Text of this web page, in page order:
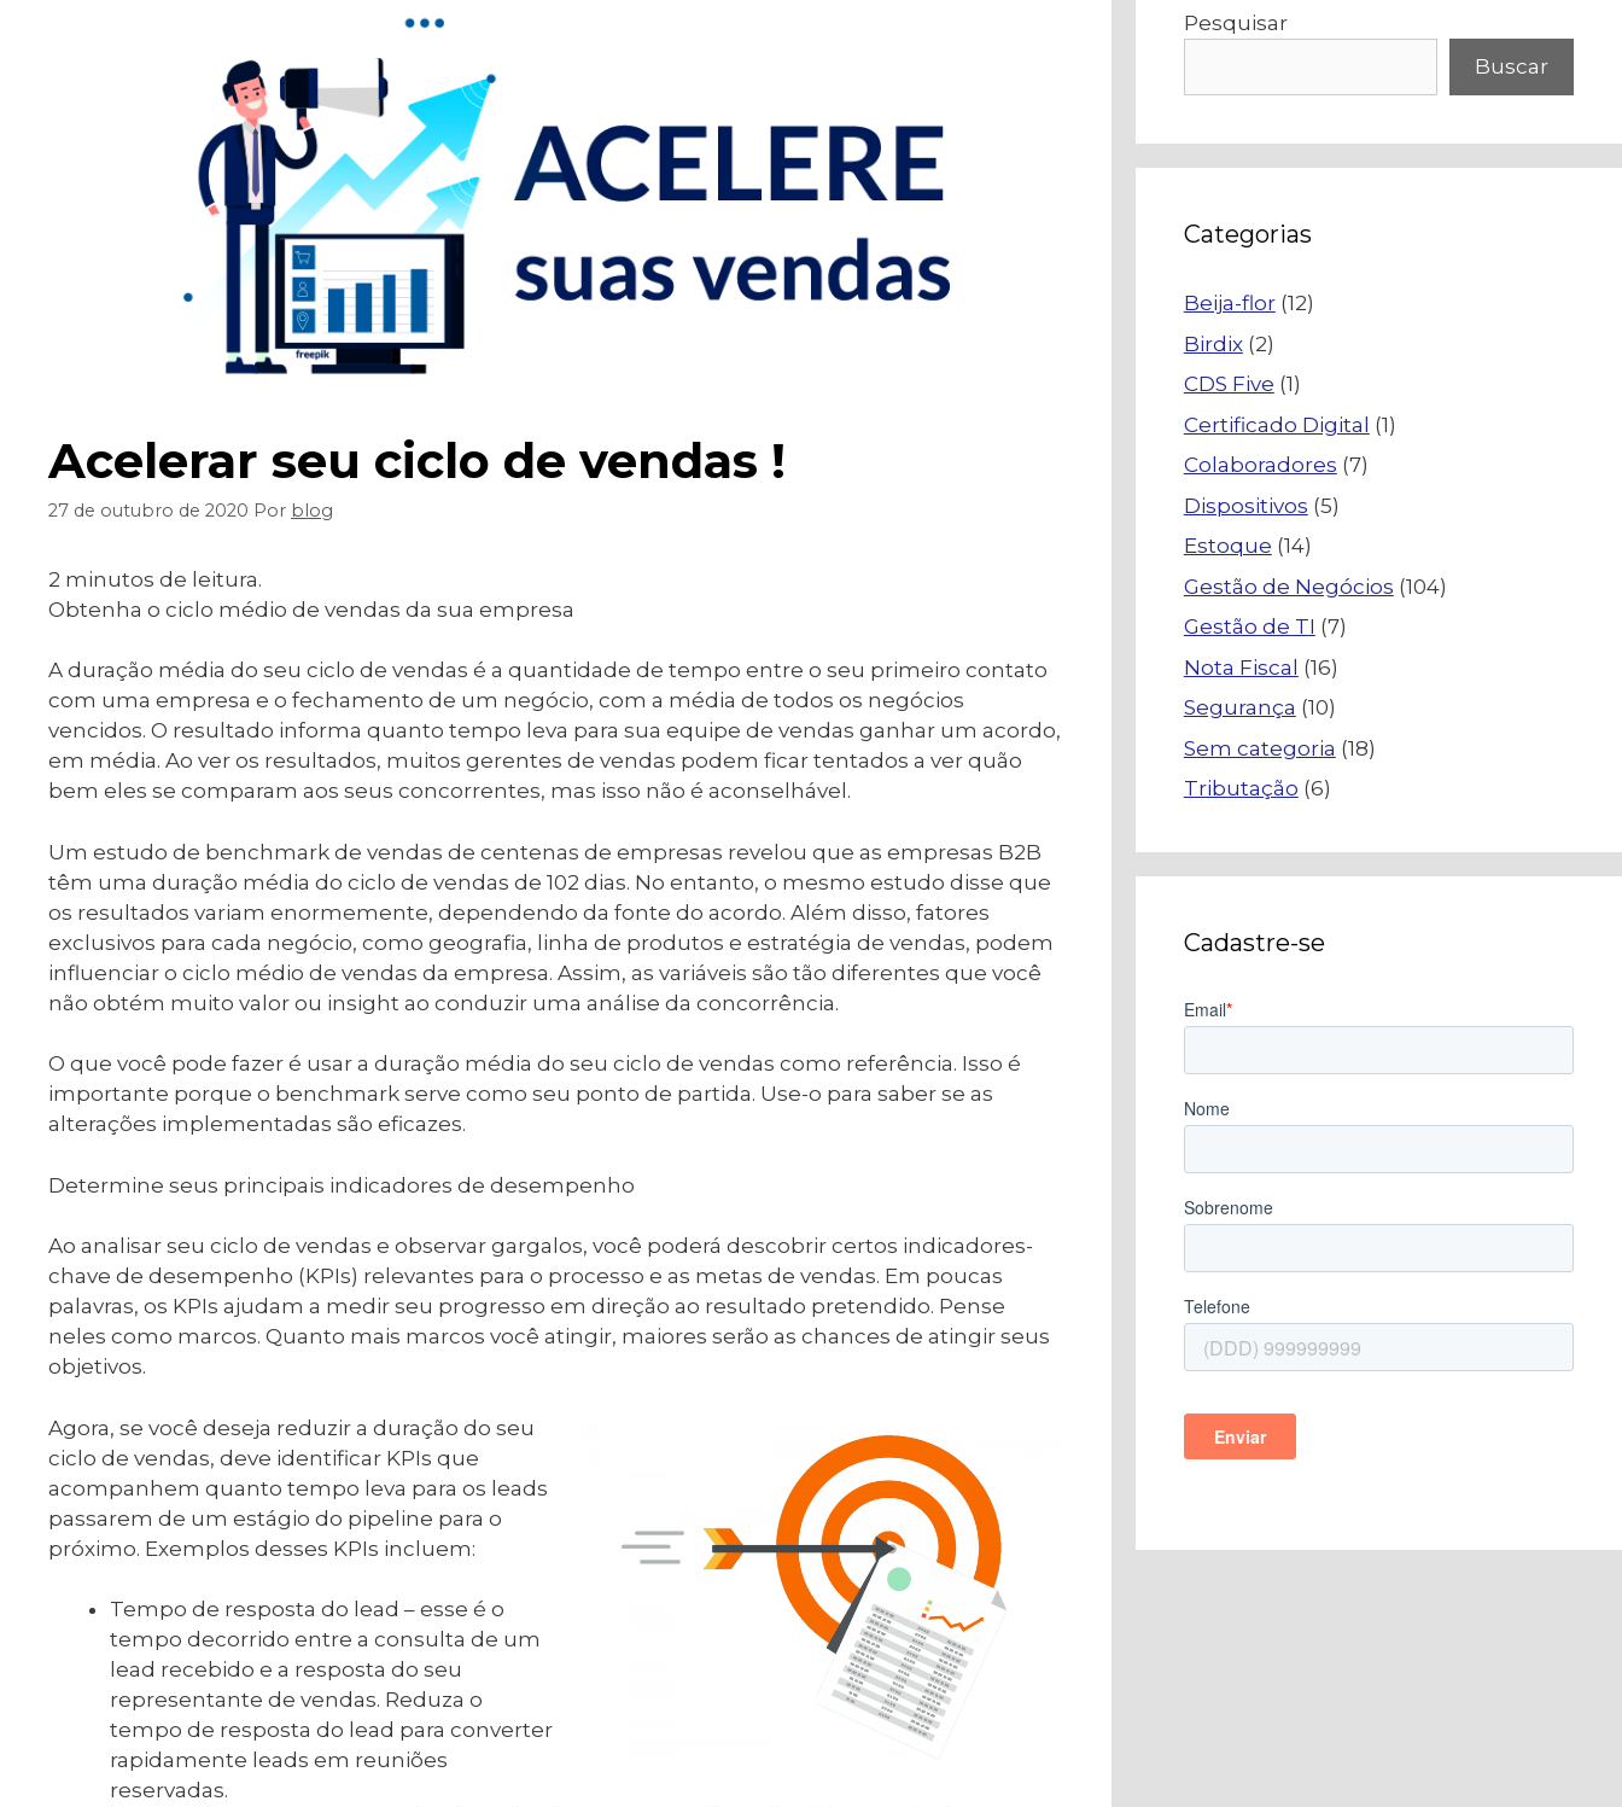
Acelerar seu ciclo de vendas !
27 de outubro de 2020 Por blog
2 minutos de leitura.
Obtenha o ciclo médio de vendas da sua empresa
A duração média do seu ciclo de vendas é a quantidade de tempo entre o seu primeiro contato
com uma empresa e o fechamento de um negócio, com a média de todos os negócios
vencidos. O resultado informa quanto tempo leva para sua equipe de vendas ganhar um acordo,
em média. Ao ver os resultados, muitos gerentes de vendas podem ficar tentados a ver quão
bem eles se comparam aos seus concorrentes, mas isso não é aconselhável.
Um estudo de benchmark de vendas de centenas de empresas revelou que as empresas B2B
têm uma duração média do ciclo de vendas de 102 dias. No entanto, o mesmo estudo disse que
os resultados variam enormemente, dependendo da fonte do acordo. Além disso, fatores
exclusivos para cada negócio, como geografia, linha de produtos e estratégia de vendas, podem
influenciar o ciclo médio de vendas da empresa. Assim, as variáveis ​​são tão diferentes que você
não obtém muito valor ou insight ao conduzir uma análise da concorrência.
O que você pode fazer é usar a duração média do seu ciclo de vendas como referência. Isso é
importante porque o benchmark serve como seu ponto de partida. Use-o para saber se as
alterações implementadas são eficazes.
Determine seus principais indicadores de desempenho
Ao analisar seu ciclo de vendas e observar gargalos, você poderá descobrir certos indicadores-
chave de desempenho (KPIs) relevantes para o processo e as metas de vendas. Em poucas
palavras, os KPIs ajudam a medir seu progresso em direção ao resultado pretendido. Pense
neles como marcos. Quanto mais marcos você atingir, maiores serão as chances de atingir seus
objetivos.
Agora, se você deseja reduzir a duração do seu
ciclo de vendas, deve identificar KPIs que
acompanhem quanto tempo leva para os leads
passarem de um estágio do pipeline para o
próximo. Exemplos desses KPIs incluem:
Tempo de resposta do lead – esse é o
tempo decorrido entre a consulta de um
lead recebido e a resposta do seu
representante de vendas. Reduza o
tempo de resposta do lead para converter
rapidamente leads em reuniões
reservadas.
Pesquisar
Buscar
Categorias
Beija-flor(12)
Birdix(2)
CDS Five (1)
Certificado Digital (1)
Colaboradores (7)
Dispositivos (5)
Estoque (14)
Gestão de Negócios (104)
Gestão de TI (7)
Nota Fiscal (16)
Segurança (10)
Sem categoria (18)
Tributação (6)
Cadastre-se